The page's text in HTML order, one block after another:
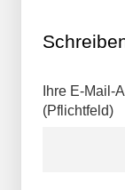
Ihre E-Mail-
(Pflichtfeld)